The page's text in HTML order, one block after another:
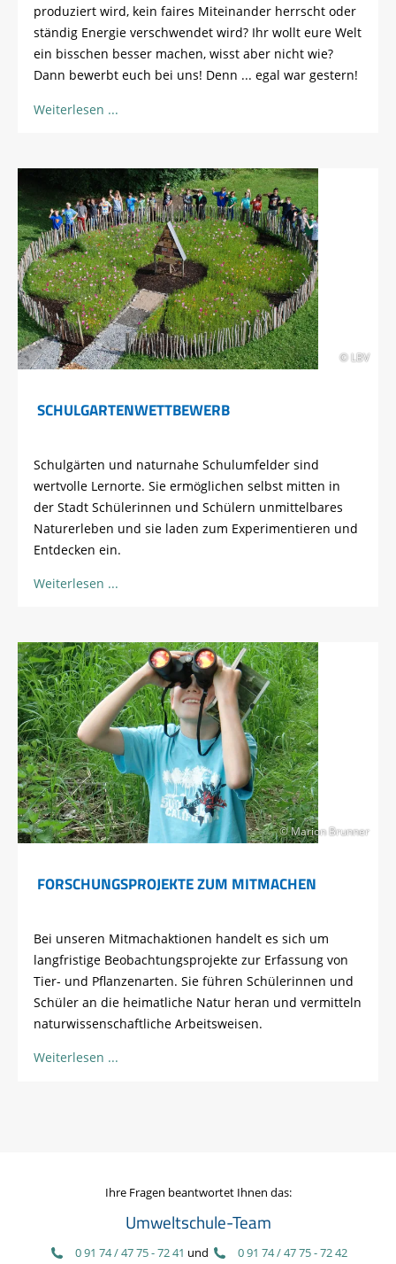
produziert wird, kein faires Miteinander herrscht oder
ständig Energie verschwendet wird? Ihr wollt eure Welt
ein bisschen besser machen, wisst aber nicht wie?
Dann bewerbt euch bei uns! Denn ... egal war gestern!
Weiterlesen
© LBV
SCHULGARTENWETTBEWERB
Schulgärten und naturnahe Schulumfelder sind
wertvolle Lernorte. Sie ermöglichen selbst mitten in
der Stadt Schülerinnen und Schülern unmittelbares
Naturerleben und sie laden zum Experimentieren und
Entdecken ein.
Weiterlesen
© Marion Brunner
FORSCHUNGSPROJEKTE ZUM MITMACHEN
Bei unseren Mitmachaktionen handelt es sich um
langfristige Beobachtungsprojekte zur Erfassung von
Tier- und Pflanzenarten. Sie führen Schülerinnen und
Schüler an die heimatliche Natur heran und vermitteln
naturwissenschaftliche Arbeitsweisen.
Weiterlesen
Ihre Fragen beantwortet Ihnen das:
Umweltschule-Team
0 91 74 / 47 75 - 72 41 und
0 91 74 / 47 75 - 72 42